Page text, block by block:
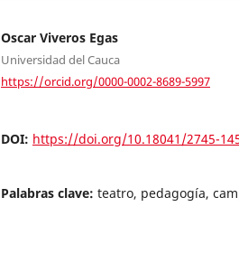
Oscar Viveros Egas
Universidad del Cauca
https://orcid.org/0000-0002-8689-5997
DOI: https://doi.org/10.18041/2745-
Palabras clave: teatro, pedagogía,